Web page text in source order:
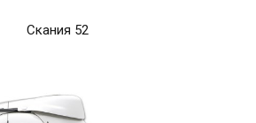
Скания 52